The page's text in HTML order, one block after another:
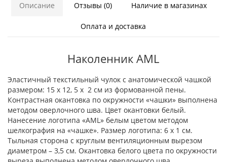
Описание Отзывы (0) Наличие в магазинах
Оплата и доставка
Наколенник AML
Эластичный текстильный чулок с анатомической чашкой
размером: 15 х 12, 5 х 2 см из формованной пены.
Контрастная окантовка по окружности «чашки» выполнена
методом оверлочного шва. Цвет окантовки белый.
Нанесение логотипа «AML» белым цветом методом
шелкография на «чашке». Размер логотипа: 6 х 1 см.
Тыльная сторона с круглым вентиляционным вырезом
диаметром – 3,5 см. Окантовка белого цвета по окружности